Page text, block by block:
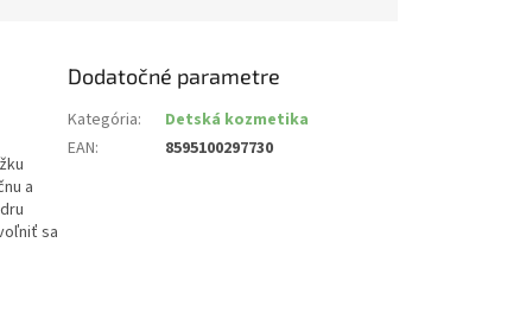
a
sa
Dodatočné parametre
Kategória:
Detská kozmetika
EAN: 8595100297730